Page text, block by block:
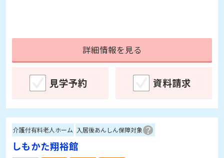
詳細情報を見る
見学予約 資料請求
介護付有料老人ホーム 入居後あんしん保障対象
しもかた翔裕館